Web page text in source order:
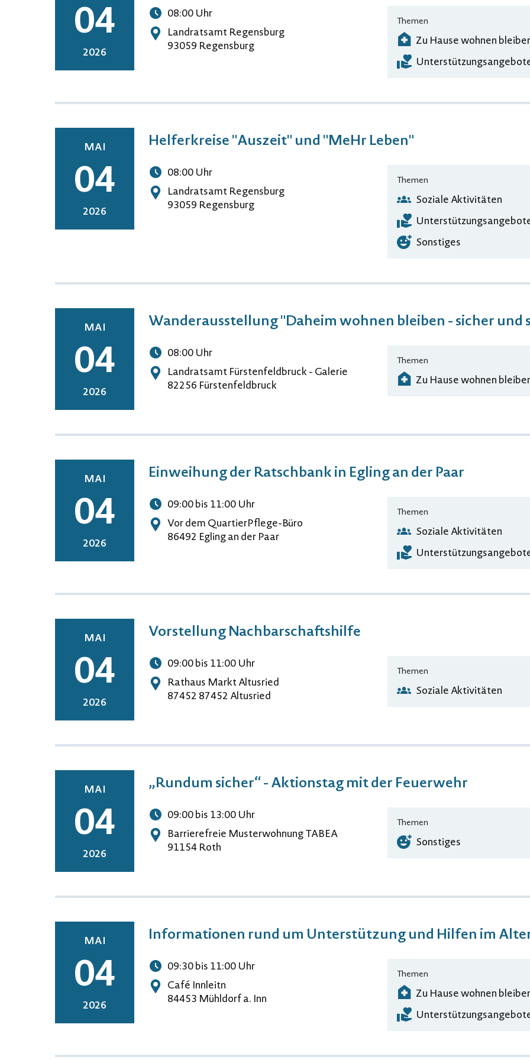
04
2026
Uhrzeit
08:00 Uhr
Adresse
Landratsamt Regensburg
93059 Regensburg
Themen
Zu Hause wohnen
Helferkreise "Auszeit" und "MeHr Leben"
04
MAI
2026
Uhrzeit
08:00 Uhr
Adresse
Landratsamt Regensburg
93059 Regensburg
Themen
Soziale Aktivitäten
Sonstiges
Wanderausstellung "Daheim wohnen bleiben - sicher und
04
MAI
2026
Uhrzeit
08:00 Uhr
Adresse
Landratsamt Fürstenfeldbruck - Galerie
82256 Fürstenfeldbruck
Themen
Zu Hause wohnen
Einweihung der Ratschbank in Egling an der Paar
04
MAI
2026
Uhrzeit
09:00bis 11:00 Uhr
Adresse
Vor dem QuartierPflege-Büro
86492 Egling an der Paar
Themen
Soziale Aktivitäten
Vorstellung Nachbarschaftshilfe
04
MAI
2026
Uhrzeit
09:00bis 11:00 Uhr
Adresse
Rathaus Markt Altusried
87452 87452 Altusried
Themen
Soziale Aktivitäten
„Rundum sicher“ - Aktionstag mit der Feuerwehr
04
MAI
2026
Uhrzeit
09:00bis 13:00 Uhr
Adresse
Barrierefreie Musterwohnung TABEA
91154 Roth
Themen
Sonstiges
Informationen rund um Unterstützung und Hilfen im
04
MAI
2026
Uhrzeit
09:30bis 11:00 Uhr
Adresse
Café Innleitn
84453 Mühldorf a. Inn
Themen
Zu Hause wohnen